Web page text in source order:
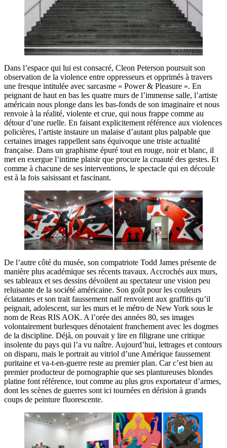
Dans l’espace qui lui est consacré, Cleon Peterson poursuit son
observation de la violence entre oppresseurs et opprimés à travers
une fresque intitulée avec sarcasme « Power & Pleasure ». En
peignant de haut en bas les quatre murs de l’immense salle, l’artiste
américain nous plonge dans les bas-fonds de son imaginaire et nous
renvoie à la réalité, violente et crue, qui nous frappe comme au
détour d’une ruelle. En faisant explicitement référence aux violences
policières, l’artiste instaure un malaise d’autant plus palpable que
certaines images rappellent sans équivoque une triste actualité
française. Dans un graphisme épuré tout en rouge, noir et blanc, il
met en exergue l’intime plaisir que procure la cruauté des gestes. Et
comme à chacune de ses interventions, le spectacle qui en découle
est à la fois saisissant et fascinant.
De l’autre côté du musée, son compatriote Todd James présente de
manière plus académique ses récents travaux. Accrochés aux murs,
ses tableaux et ses dessins dévoilent au spectateur une vision peu
reluisante de la société américaine. Son goût pour les couleurs
éclatantes et son trait faussement naïf renvoient aux graffitis qu’il
peignait, adolescent, sur les murs et le métro de New York sous le
nom de Reas RIS AOK. A l’orée des années 80, ses images
volontairement burlesques dénotaient franchement avec les dogmes
de la discipline. Déjà, on pouvait y lire en filigrane une critique
insolente du pays qui l’a vu naître. Aujourd’hui, lettrages et contours
on disparu, mais le portrait au vitriol d’une Amérique faussement
puritaine et va-t-en-guerre reste au premier plan. Car c’est bien au
premier producteur de pornographie que ses plantureuses blondes
platine font référence, tout comme au plus gros exportateur d’armes,
dont les scènes de guerres sont ici tournées en dérision à grands
coups de peinture fluorescente.